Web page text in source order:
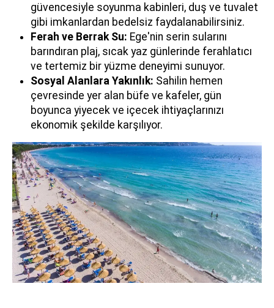
güvencesiyle soyunma kabinleri, duş ve tuvalet
gibi imkanlardan bedelsiz faydalanabilirsiniz.
Ferah ve Berrak Su: Ege'nin serin sularını
barındıran plaj, sıcak yaz günlerinde ferahlatıcı
ve tertemiz bir yüzme deneyimi sunuyor.
Sosyal Alanlara Yakınlık: Sahilin hemen
çevresinde yer alan büfe ve kafeler, gün
boyunca yiyecek ve içecek ihtiyaçlarınızı
ekonomik şekilde karşılıyor.